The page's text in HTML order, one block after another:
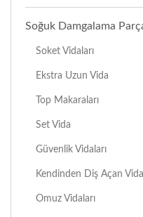
Soğuk Damgalama
Soket Vidaları
Ekstra Uzun Vida
Top Makaraları
Set Vida
Güvenlik Vidaları
Kendinden Diş Açan Vida
Omuz Vidaları